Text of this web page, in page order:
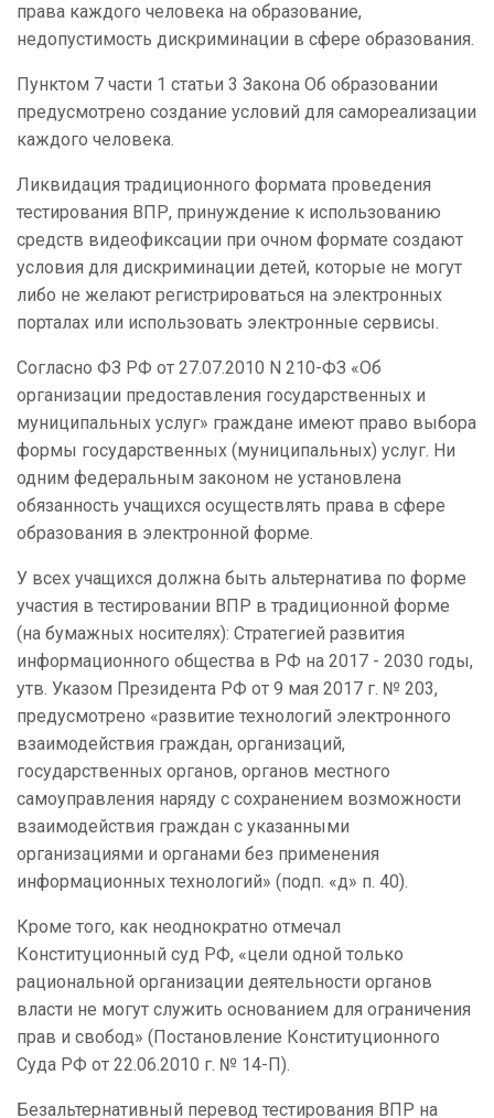
права каждого человека на образование,
недопустимость дискриминации в сфере образования.
Пунктом 7 части 1 статьи 3 Закона Об образовании
предусмотрено создание условий для самореализации
каждого человека.
Ликвидация традиционного формата проведения
тестирования ВПР, принуждение к использованию
средств видеофиксации при очном формате создают
условия для дискриминации детей, которые не могут
либо не желают регистрироваться на электронных
порталах или использовать электронные сервисы.
Согласно ФЗ РФ от 27.07.2010 N 210-ФЗ «Об
организации предоставления государственных и
муниципальных услуг» граждане имеют право выбора
формы государственных (муниципальных) услуг. Ни
одним федеральным законом не установлена
обязанность учащихся осуществлять права в сфере
образования в электронной форме.
У всех учащихся должна быть альтернатива по форме
участия в тестировании ВПР в традиционной форме
(на бумажных носителях): Стратегией развития
информационного общества в РФ на 2017 - 2030 годы,
утв. Указом Президента РФ от 9 мая 2017 г. № 203,
предусмотрено «развитие технологий электронного
взаимодействия граждан, организаций,
государственных органов, органов местного
самоуправления наряду с сохранением возможности
взаимодействия граждан с указанными
организациями и органами без применения
информационных технологий» (подп. «д» п. 40).
Кроме того, как неоднократно отмечал
Конституционный суд РФ, «цели одной только
рациональной организации деятельности органов
власти не могут служить основанием для ограничения
прав и свобод» (Постановление Конституционного
Суда РФ от 22.06.2010 г. № 14-П).
Безальтернативный перевод тестирования ВПР на